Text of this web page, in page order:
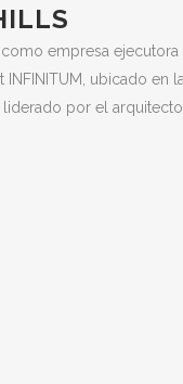
empresa
ubicado en
por el arquitecto